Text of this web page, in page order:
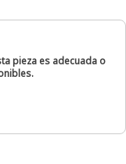
pieza es adecuada o